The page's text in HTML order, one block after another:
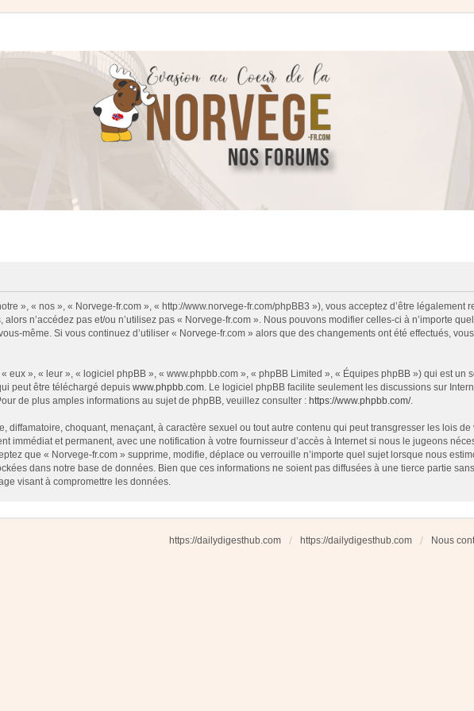
», « nos », « Norvege-fr.com », « http://www.norvege-fr.com/phpBB3 »), vous acceptez d’être
n’accédez pas et/ou n’utilisez pas « Norvege-fr.com ». Nous pouvons modifier celles-ci à n’importe
même. Si vous continuez d’utiliser « Norvege-fr.com » alors que des changements ont été effectués,
eux », « leur », « logiciel phpBB », « www.phpbb.com », « phpBB Limited », « Équipes phpBB ») qui est un
peut être téléchargé depuis www.phpbb.com. Le logiciel phpBB facilite seulement les discussions sur
de plus amples informations au sujet de phpBB, veuillez consulter : https://www.phpbb.com/.
choquant, menaçant, à caractère sexuel ou tout autre contenu qui peut transgresser les lois
immédiat et permanent, avec une notification à votre fournisseur d’accès à Internet si nous le jugeons
que « Norvege-fr.com » supprime, modifie, déplace ou verrouille n’importe quel sujet lorsque nous
dans notre base de données. Bien que ces informations ne soient pas diffusées à une tierce partie
visant à compromettre les données.
https://dailydigesthub.com https://dailydigesthub.com Nous